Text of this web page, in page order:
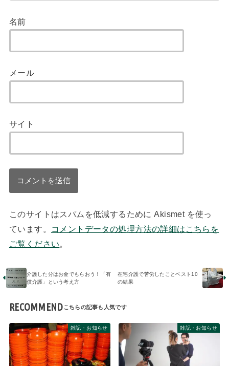
名前
メール
サイト
このサイトはスパムを低減するために Akismet を使っ
ています。
コメントデータの処理方法の詳細はこちらを
ご覧ください。
介護した分はお金でもらおう！「有
償介護」という考え方
在宅介護で苦労したことベスト10
の結果
RECOMMEND
雑記・お知らせ 雑記・お知らせ